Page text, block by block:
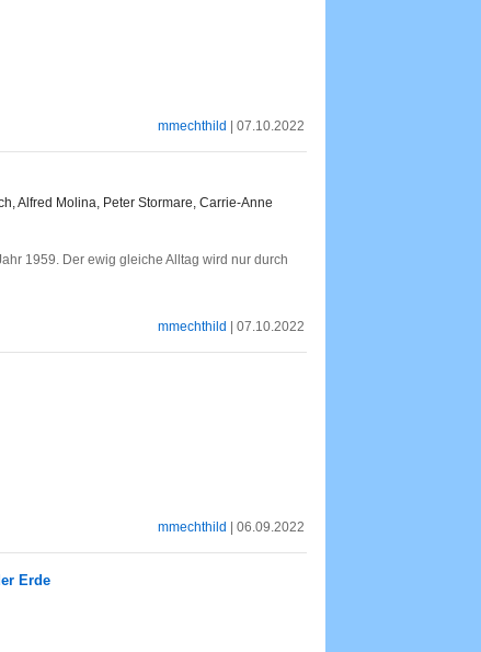
mmechthild | 07.10.2022
Alfred Molina, Peter Stormare, Carrie-Anne
1959. Der ewig gleiche Alltag wird nur durch
mmechthild | 07.10.2022
mmechthild | 06.09.2022
Erde